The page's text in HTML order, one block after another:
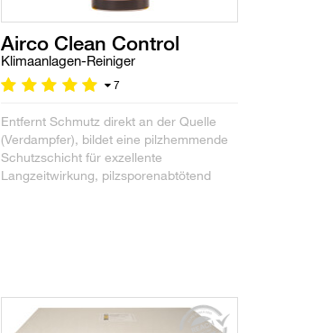
Airco Clean Control
Klimaanlagen-Reiniger
7
Entfernt Schmutz direkt an der Quelle
(Verdampfer), bildet eine pilzhemmende
Schutzschicht für exzellente
Langzeitwirkung, pilzsporenabtötend